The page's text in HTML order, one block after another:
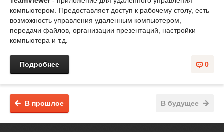
компьютером. Предоставляет доступ к рабочему столу, есть
возможность управления удаленным компьютером,
передачи файлов, организации презентаций, настройки
компьютера и т.д.
0
Подробнее
В будущее
В прошлое